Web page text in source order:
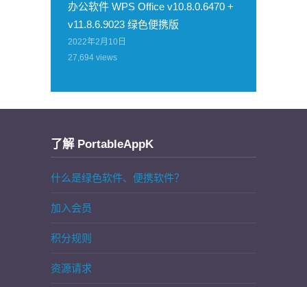
办公软件 WPS Office v10.8.0.6470 +
v11.8.6.9023 绿色便携版
2022年2月10日
27,694 views
了解 PortableAppK
什么是绿色软件、便携软件？
加入会员
积分规则
资源请求